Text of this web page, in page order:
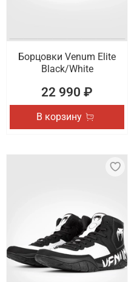
Борцовки Venum Elite
Black/White
22 990 ₽
В корзину